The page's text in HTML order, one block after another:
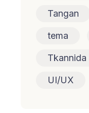
Tangan
tema
Tkannida
UI/UX